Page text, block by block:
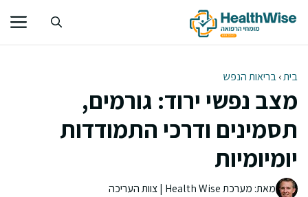
לתוכן
בית›בריאות הנפש
מצב נפשי ירוד: גורמים,
תסמינים ודרכי התמודדות
יומיומיות
מאת: מערכת Health Wise | צוות העריכה